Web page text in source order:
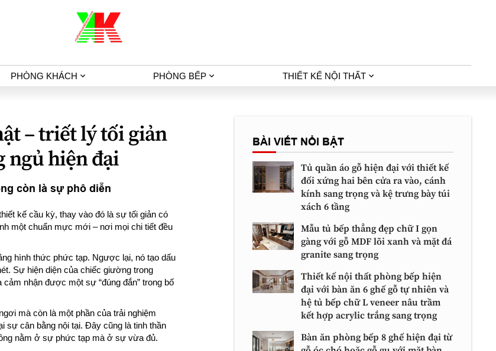
PHÒNG KHÁCH PHÒNG BẾP THIẾT KẾ NỘI THẤT
– triết lý tối giản
ngủ hiện đại
còn là sự phô diễn
kế cầu kỳ, thay vào đó là sự tối giản có
một chuẩn mực mới – nơi mọi chi tiết đều
hình thức phức tạp. Ngược lại, nó tạo dấu
Sự hiện diện của chiếc giường trong
nhận được một sự “đúng đắn” trong bố
mà còn là một phần của trải nghiệm
sự cân bằng nội tại. Đây cũng là tinh thần
nằm ở sự phức tạp mà ở sự vừa đủ.
BÀI VIẾT NỔI BẬT
Tủ quần áo gỗ hiện đại với thiết kế
đối xứng hai bên cửa ra vào, cánh
kính sang trọng và kệ trưng bày túi
xách 6 tầng
Mẫu tủ bếp thẳng đẹp chữ I gọn
gàng với gỗ MDF lõi xanh và mặt đá
granite sang trọng
Thiết kế nội thất phòng bếp hiện
đại với bàn ăn 6 ghế gỗ tự nhiên và
hệ tủ bếp chữ L veneer nâu trầm
kết hợp acrylic trắng sang trọng
Bàn ăn phòng bếp 8 ghế hiện đại từ